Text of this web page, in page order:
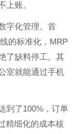
上账。
字化管理。首
的标准化，MRP
了缺料停工。其
室就能通过手机
到了100%，订单
精细化的成本核